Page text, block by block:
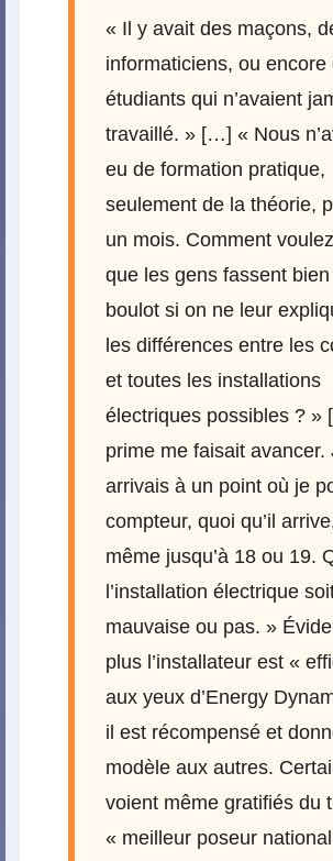
« Il y avait des maçons,
informaticiens, ou encore
étudiants qui n’avaient
travaillé. » […] « Nous
eu de formation pratique,
seulement de la théorie,
un mois. Comment
que les gens fassent
boulot si on ne leur
les différences entre les
et toutes les installations
électriques possibles ?
prime me faisait avancer.
arrivais à un point où je
compteur, quoi qu’il
même jusqu’à 18 ou 19.
l’installation électrique
mauvaise ou pas. »
plus l’installateur est «
aux yeux d’Energy
il est récompensé et
modèle aux autres.
voient même gratifiés du
« meilleur poseur